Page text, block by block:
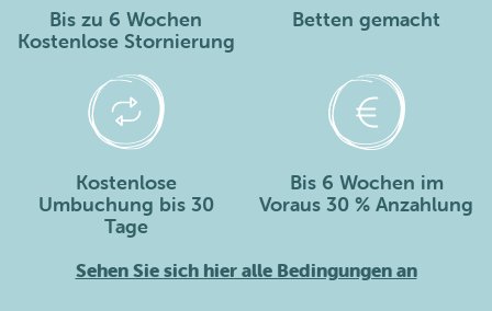
Bis zu 6 Wochen
Kostenlose Stornierung
Betten gemacht
Kostenlose
Umbuchung bis 30
Tage
Bis 6 Wochen im
Voraus 30 % Anzahlung
Sehen Sie sich hier alle Bedingungen an